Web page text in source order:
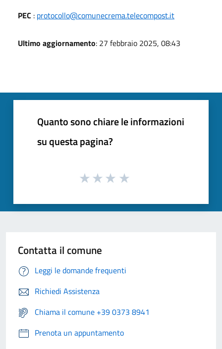
PEC : protocollo@comunecrema.telecompost.it
Ultimo aggiornamento: 27 febbraio 2025, 08:43
Quanto sono chiare le informazioni
su questa pagina?
Contatta il comune
Leggi le domande frequenti
Richiedi Assistenza
Chiama il comune +39 0373 8941
Prenota un appuntamento